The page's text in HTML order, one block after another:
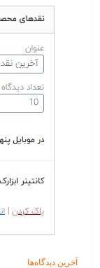
آخرین دیدگاه‌ها